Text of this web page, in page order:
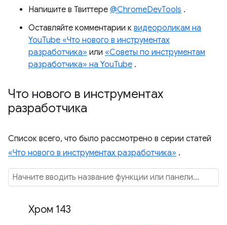
Напишите в Твиттере @ChromeDevTools .
Оставляйте комментарии к видеороликам на
YouTube «Что нового в инструментах
разработчика» или «Советы по инструментам
разработчика» на YouTube .
Что нового в инструментах
разработчика
Список всего, что было рассмотрено в серии статей
«Что нового в инструментах разработчика» .
Хром 143